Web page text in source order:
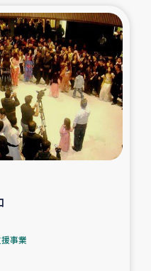
の活動
農業復興支援
支援
ンティア日誌
り
支援と農家生産支援
援事業